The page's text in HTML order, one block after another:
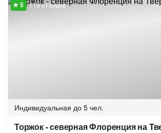
119 отзывов
Индивидуальная до 5 чел.
Торжок - северная Флоренция на